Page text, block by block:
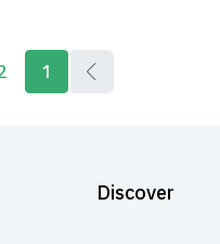
1
Discover